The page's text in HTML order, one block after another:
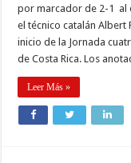
por marcador de 2-1 al
el técnico catalán Albert
inicio de la Jornada
de Costa Rica. Los
Leer Más »